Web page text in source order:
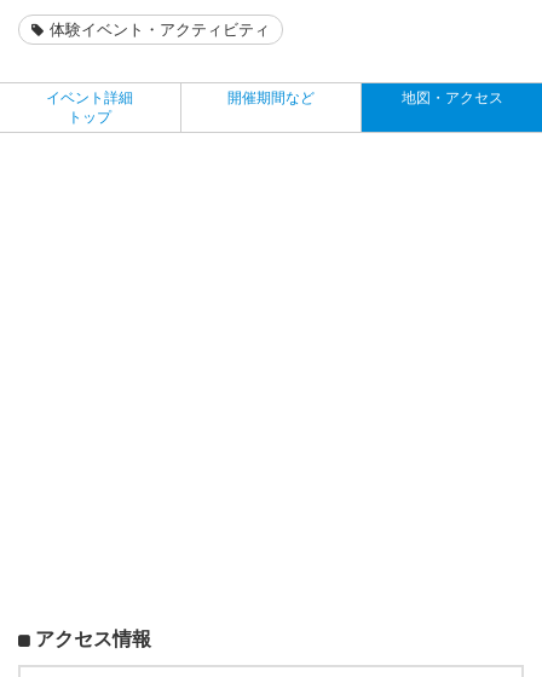
体験イベント・アクティビティ
イベント詳細
トップ
開催期間など 地図・アクセス
アクセス情報